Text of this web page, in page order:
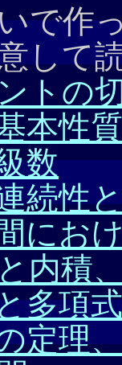
で作
して
トの
本性質
数
続性
にお
内積
多項式
定理